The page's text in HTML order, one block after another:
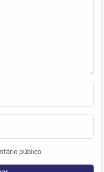
público